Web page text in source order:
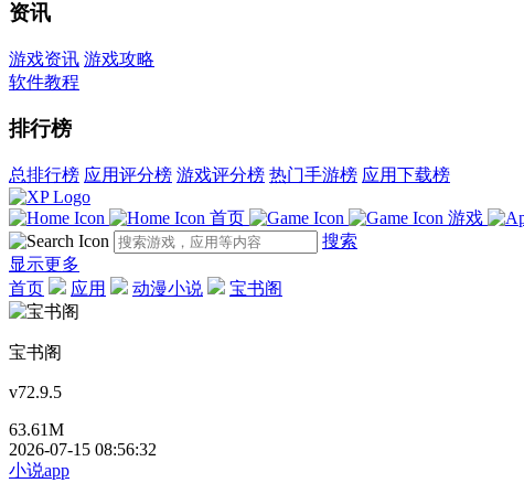
资讯
游戏资讯 游戏攻略
软件教程
排行榜
总排行榜 应用评分榜 游戏评分榜 热门手游榜 应用下载榜
首页 游戏
搜索
显示更多
首页
应用 动漫小说 宝书阁
宝书阁
v72.9.5
63.61M
2026-07-15 08:56:32
小说app